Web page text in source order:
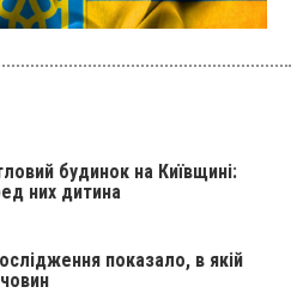
будинок на Київщині:
них дитина
показало, в якій